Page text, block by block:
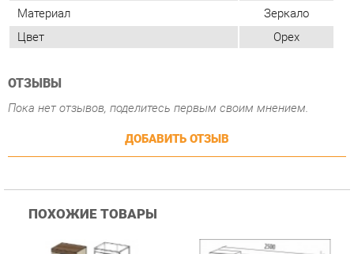
Пока нет отзывов, поделитесь первым своим мнением.
ПОХОЖИЕ ТОВАРЫ